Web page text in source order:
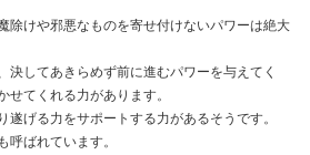
除けや邪悪なものを寄せ付けないパワーは絶大
決してあきらめず前に進むパワーを与えてく
てくれる力があります。
遂げる力をサポートする力があるそうです。
呼ばれています。